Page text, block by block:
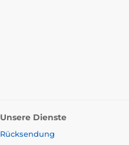
Unsere Dienste
Rücksendung